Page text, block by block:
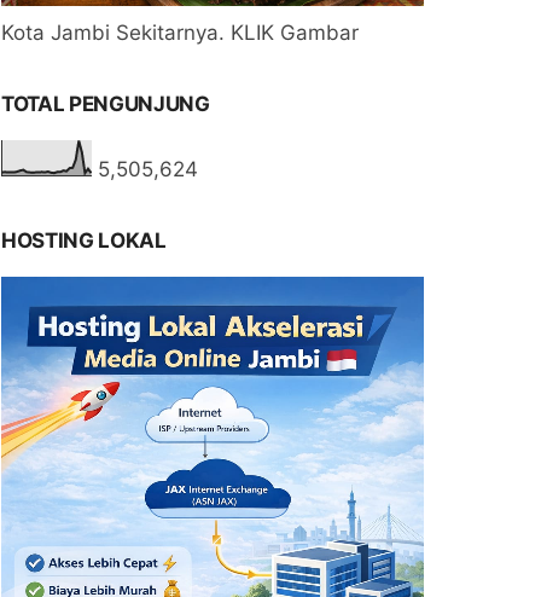
Kota Jambi Sekitarnya. KLIK Gambar
TOTAL PENGUNJUNG
5,505,624
HOSTING LOKAL